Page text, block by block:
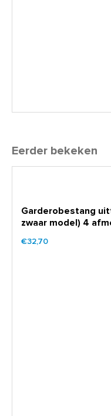
Eerder bekeken
Garderobestang
zwaar model) 4
€32,70